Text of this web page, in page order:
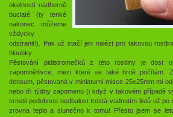
okolností nádherně
buclaté (ty tenké
nakonec můžeme
vždycky
odstranit!). Pak už stačí jen nalézt pro takovou
hloubky.
Pěstování pidistromečků z této rostliny je dost
zapomnětlivce, mezi které se také hrdě počítám.
densum, pěstovaná v miniaturní misce 25x25mm mi
nebo tři týdny zapomenu (i když v takovém případě
ernstii podobnou nedbalost trestá vadnutím listů už
zrovna teplo a slunečno k tomu! Přesto jsem se